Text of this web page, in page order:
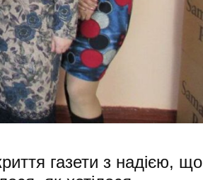
газети з надією, що